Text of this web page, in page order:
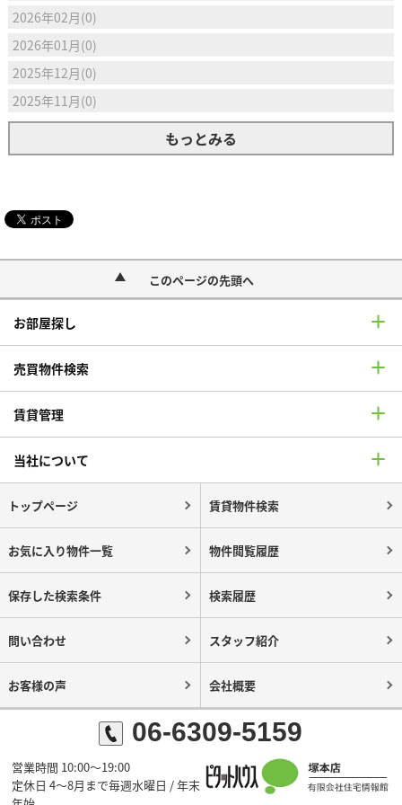
2026年02月(0)
2026年01月(0)
2025年12月(0)
2025年11月(0)
もっとみる
このページの先頭へ
お部屋探し
売買物件検索
賃貸管理
当社について
トップページ 賃貸物件検索
お気に入り物件一覧 物件閲覧履歴
保存した検索条件 検索履歴
問い合わせ スタッフ紹介
お客様の声 会社概要
06-6309-5159
営業時間 10:00～19:00
定休日 4～8月まで毎週水曜日 / 年末